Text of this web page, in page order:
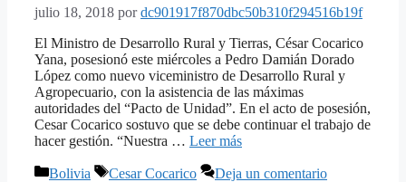
julio 18, 2018 pordc901917f870dbc50b310f294516b19f
El Ministro de Desarrollo Rural y Tierras, César Cocarico
Yana, posesionó este miércoles a Pedro Damián Dorado
López como nuevo viceministro de Desarrollo Rural y
Agropecuario, con la asistencia de las máximas
autoridades del “Pacto de Unidad”. En el acto de posesión,
Cesar Cocarico sostuvo que se debe continuar el trabajo de
hacer gestión. “Nuestra … Leer más
Categorías
Bolivia Etiquetas
Cesar Cocarico Deja un comentario